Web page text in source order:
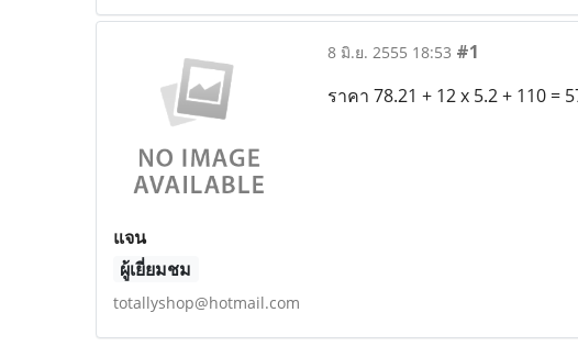
แจน
ผู้เยี่ยมชม
totallyshop@hotmail.com
8 มิ.ย. 2555 18:53 #1
ราคา 78.21 + 12 x 5.2 + 110 =